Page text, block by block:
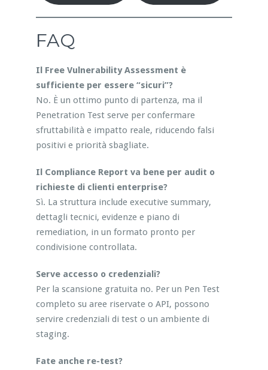
FAQ
Il Free Vulnerability Assessment è
sufficiente per essere “sicuri”?
No. È un ottimo punto di partenza, ma il
Penetration Test serve per confermare
sfruttabilità e impatto reale, riducendo falsi
positivi e priorità sbagliate.
Il Compliance Report va bene per audit o
richieste di clienti enterprise?
Sì. La struttura include executive summary,
dettagli tecnici, evidenze e piano di
remediation, in un formato pronto per
condivisione controllata.
Serve accesso o credenziali?
Per la scansione gratuita no. Per un Pen Test
completo su aree riservate o API, possono
servire credenziali di test o un ambiente di
staging.
Fate anche re-test?